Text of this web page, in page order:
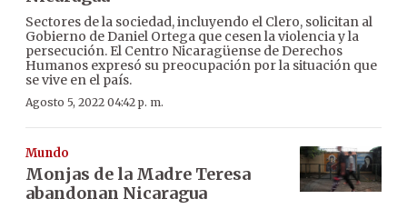
Sectores de la sociedad, incluyendo el Clero, solicitan al
Gobierno de Daniel Ortega que cesen la violencia y la
persecución. El Centro Nicaragüense de Derechos
Humanos expresó su preocupación por la situación que
se vive en el país.
Agosto 5, 2022 04:42 p. m.
Mundo
Monjas de la Madre Teresa
abandonan Nicaragua